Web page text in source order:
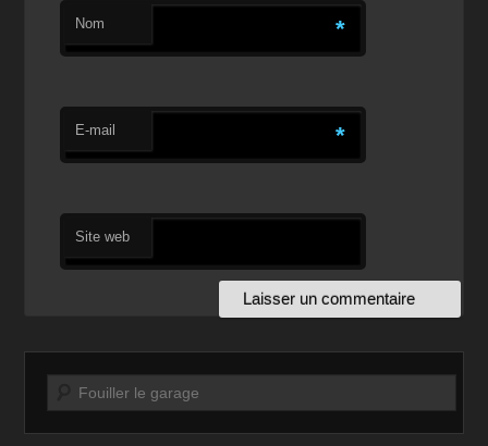
Nom *
E-mail *
Site web
Recherche